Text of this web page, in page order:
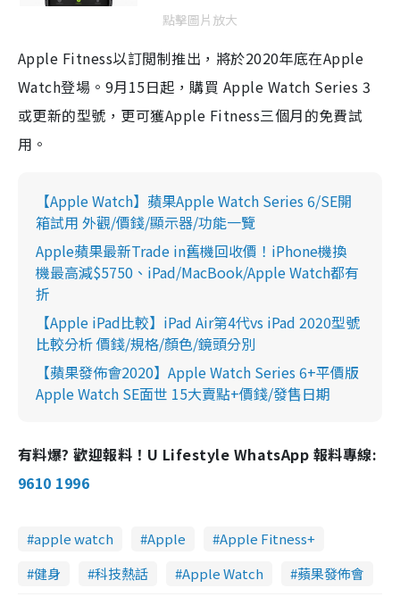
點擊圖片放大
Apple Fitness以訂閲制推出，將於2020年底在Apple
Watch登場。 9月15日起，購買 Apple Watch Series 3
或更新的型號，更可獲Apple Fitness三個月的免費試
用。
【Apple Watch】蘋果Apple Watch Series 6/SE開
箱試用 外觀/價錢/顯示器/功能一覽
Apple蘋果最新Trade in舊機回收價！iPhone機換
機最高減$5750、iPad/MacBook/Apple Watch都有
折
【Apple iPad比較】iPad Air第4代vs iPad 2020型號
比較分析 價錢/規格/顏色/鏡頭分別
【蘋果發佈會2020】Apple Watch Series 6+平價版
Apple Watch SE面世 15大賣點+價錢/發售日期
有料爆? 歡迎報料！U Lifestyle WhatsApp 報料專線:
9610 1996
apple watch Apple
Apple Fitness+
健身
科技熱話 Apple Watch 蘋果發佈會